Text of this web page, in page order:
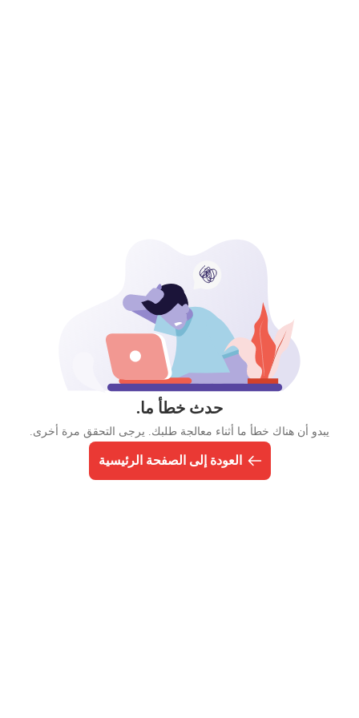
حدث خطأ ما.
يبدو أن هناك خطأ ما أثناء معالجة طلبك. يرجى التحقق مرة أخرى.
العودة إلى الصفحة الرئيسية